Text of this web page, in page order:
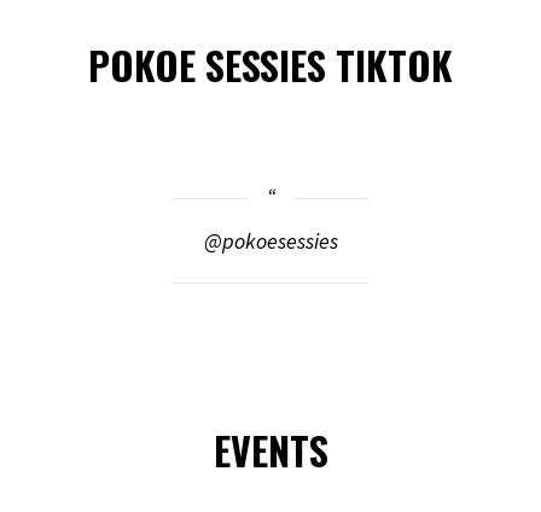
POKOE SESSIES TIKTOK
@pokoesessies
EVENTS